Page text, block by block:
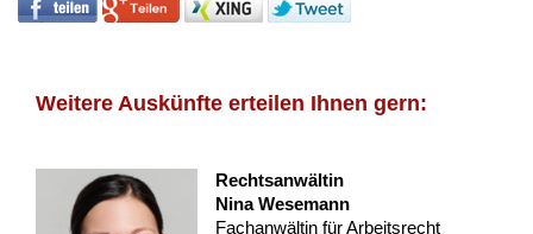
Weitere Auskünfte erteilen Ihnen gern:
Rechtsanwältin
Nina Wesemann
Fachanwältin für Arbeitsrecht